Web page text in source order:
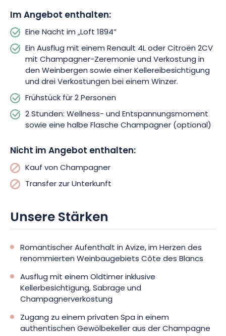
Um Ihren Aufenthalt abzurunden, gönnen Sie sich einen
Moment der Entspannung im Spa, das in einem gewölbten
Champagnerkeller eingerichtet ist. Genießen Sie zwei Stunden
lang einen privaten Wellnessbereich, begleitet von einer
halben Flasche Champagner. Ein ideales Erlebnis, um einen
besonderen Moment zu zweit zu genießen und die
Champagne in all ihren Facetten zu entdecken.
Im Angebot enthalten:
Eine Nacht im „Loft 1894“
Ein Ausflug mit einem Renault 4L oder Citroën 2CV
mit Champagner-Zeremonie und Verkostung in
den Weinbergen sowie einer Kellereibesichtigung
und drei Verkostungen bei einem Winzer.
Frühstück für 2 Personen
2 Stunden: Wellness- und Entspannungsmoment
sowie eine halbe Flasche Champagner (optional)
Nicht im Angebot enthalten:
Kauf von Champagner
Transfer zur Unterkunft
Unsere Stärken
Romantischer Aufenthalt in Avize, im Herzen des
renommierten Weinbaugebiets Côte des Blancs
Ausflug mit einem Oldtimer inklusive
Kellerbesichtigung, Sabrage und
Champagnerverkostung
Zugang zu einem privaten Spa in einem
authentischen Gewölbekeller aus der Champagne